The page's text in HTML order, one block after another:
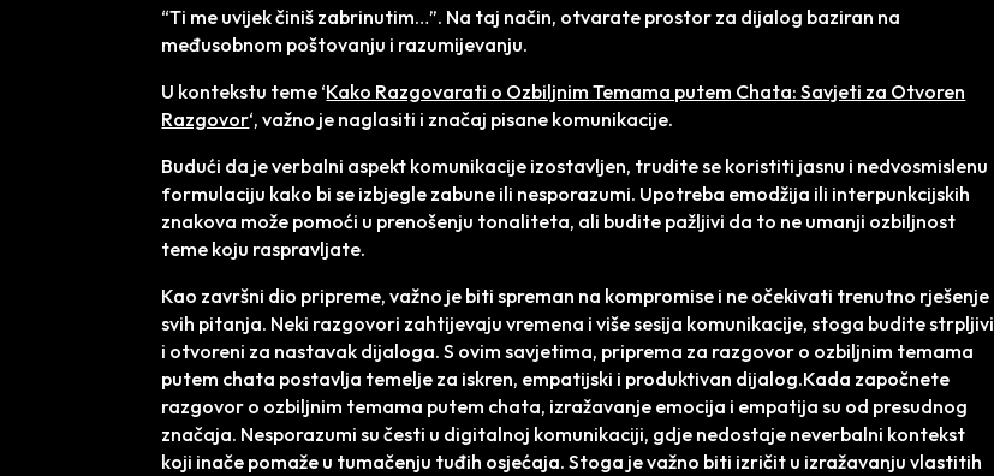
“Ti me uvijek činiš zabrinutim…”. Na taj način, otvarate prostor za dijalog baziran na
međusobnom poštovanju i razumijevanju.
U kontekstu teme ‘Kako Razgovarati o Ozbiljnim Temama putem Chata: Savjeti za Otvoren
Razgovor‘, važno je naglasiti i značaj pisane komunikacije.
Budući da je verbalni aspekt komunikacije izostavljen, trudite se koristiti jasnu i nedvosmislenu
formulaciju kako bi se izbjegle zabune ili nesporazumi. Upotreba emodžija ili interpunkcijskih
znakova može pomoći u prenošenju tonaliteta, ali budite pažljivi da to ne umanji ozbiljnost
teme koju raspravljate.
Kao završni dio pripreme, važno je biti spreman na kompromise i ne očekivati trenutno rješenje
svih pitanja. Neki razgovori zahtijevaju vremena i više sesija komunikacije, stoga budite strpljivi
i otvoreni za nastavak dijaloga. S ovim savjetima, priprema za razgovor o ozbiljnim temama
putem chata postavlja temelje za iskren, empatijski i produktivan dijalog.Kada započnete
razgovor o ozbiljnim temama putem chata, izražavanje emocija i empatija su od presudnog
značaja. Nesporazumi su česti u digitalnoj komunikaciji, gdje nedostaje neverbalni kontekst
koji inače pomaže u tumačenju tuđih osjećaja. Stoga je važno biti izričit u izražavanju vlastitih